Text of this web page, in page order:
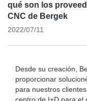
qué son los
CNC de Bergek
2022/07/11
Desde su creación,
proporcionar
para nuestros